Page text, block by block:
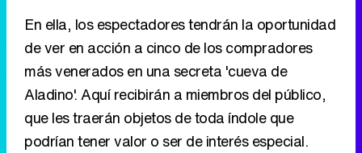
En ella, los espectadores tendrán la oportunidad
de ver en acción a cinco de los compradores
más venerados en una secreta 'cueva de
Aladino'. Aquí recibirán a miembros del público,
que les traerán objetos de toda índole que
podrían tener valor o ser de interés especial.